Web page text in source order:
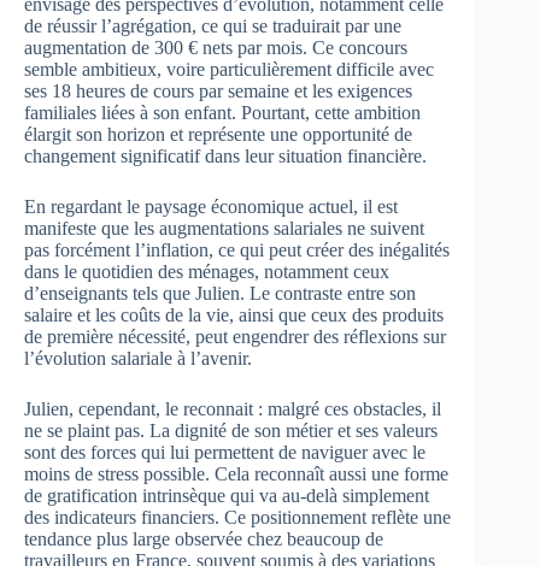
envisage des perspectives d’évolution, notamment celle
de réussir l’agrégation, ce qui se traduirait par une
augmentation de 300 € nets par mois. Ce concours
semble ambitieux, voire particulièrement difficile avec
ses 18 heures de cours par semaine et les exigences
familiales liées à son enfant. Pourtant, cette ambition
élargit son horizon et représente une opportunité de
changement significatif dans leur situation financière.
En regardant le paysage économique actuel, il est
manifeste que les augmentations salariales ne suivent
pas forcément l’inflation, ce qui peut créer des inégalités
dans le quotidien des ménages, notamment ceux
d’enseignants tels que Julien. Le contraste entre son
salaire et les coûts de la vie, ainsi que ceux des produits
de première nécessité, peut engendrer des réflexions sur
l’évolution salariale à l’avenir.
Julien, cependant, le reconnait : malgré ces obstacles, il
ne se plaint pas. La dignité de son métier et ses valeurs
sont des forces qui lui permettent de naviguer avec le
moins de stress possible. Cela reconnaît aussi une forme
de gratification intrinsèque qui va au-delà simplement
des indicateurs financiers. Ce positionnement reflète une
tendance plus large observée chez beaucoup de
travailleurs en France, souvent soumis à des variations